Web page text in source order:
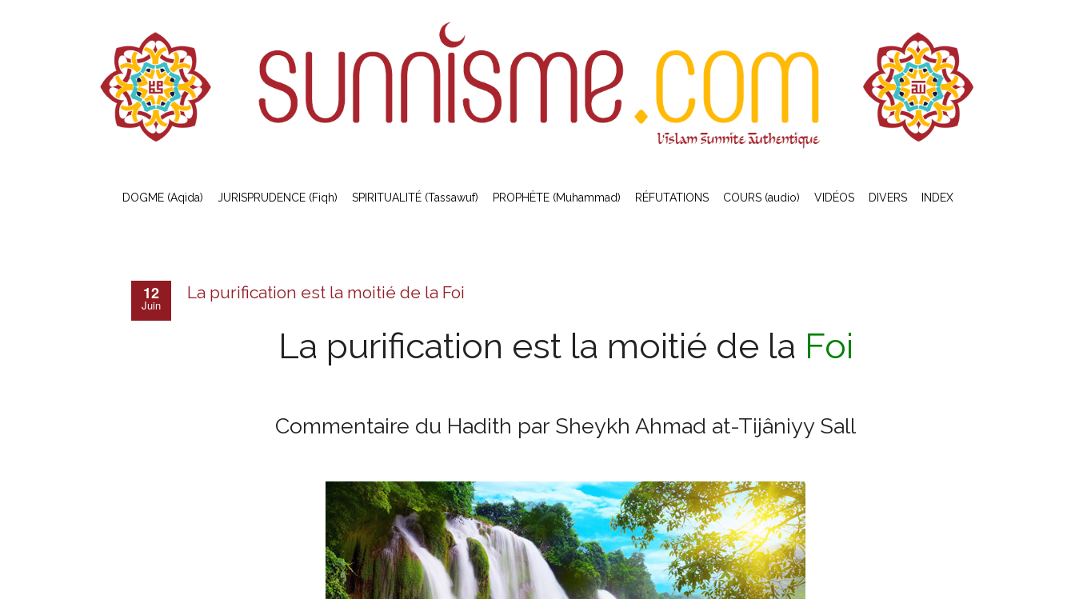
DOGME (Aqida) JURISPRUDENCE (Fiqh) SPIRITUALITÉ (Tassawuf) PROPHÈTE (Muhammad) RÉFUTATIONS COURS (audio) VIDÉOS DIVERS INDEX
12
Juin
La purification est la moitié de la Foi
La purification est la moitié de la Foi
Commentaire du Hadith par Sheykh Ahmad at-Tijâniyy Sall